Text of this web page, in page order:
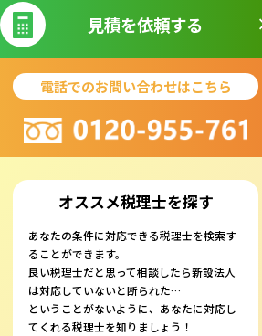
見積を依頼する
電話でのお問い合わせはこちら
オススメ税理士を探す
あなたの条件に対応できる税理士を検索す
ることができます。
良い税理士だと思って相談したら新設法人
は対応していないと断られた…
ということがないように、あなたに対応し
てくれる税理士を知りましょう！